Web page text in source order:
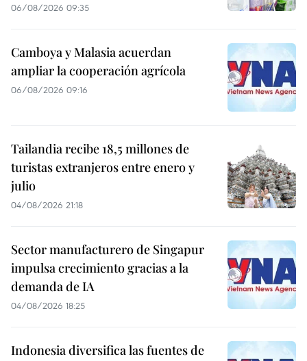
06/08/2026 09:35
Camboya y Malasia acuerdan
ampliar la cooperación agrícola
06/08/2026 09:16
Tailandia recibe 18,5 millones de
turistas extranjeros entre enero y
julio
04/08/2026 21:18
Sector manufacturero de Singapur
impulsa crecimiento gracias a la
demanda de IA
04/08/2026 18:25
Indonesia diversifica las fuentes de